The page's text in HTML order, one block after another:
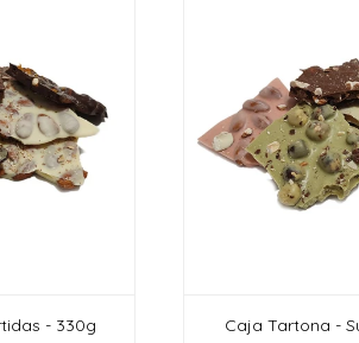
- 330g Caja Tartona -